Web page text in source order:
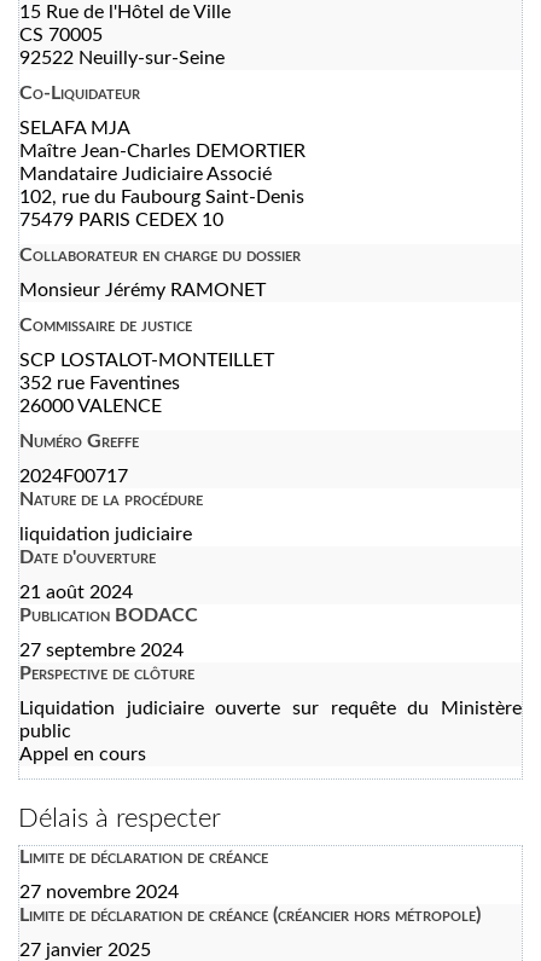
15 Rue de l'Hôtel de Ville
CS 70005
92522 Neuilly-sur-Seine
Co-Liquidateur
SELAFA MJA
Maître Jean-Charles DEMORTIER
Mandataire Judiciaire Associé
102, rue du Faubourg Saint-Denis
75479 PARIS CEDEX 10
Collaborateur en charge du dossier
Monsieur Jérémy RAMONET
Commissaire de justice
SCP LOSTALOT-MONTEILLET
352 rue Faventines
26000 VALENCE
Numéro Greffe
2024F00717
Nature de la procédure
liquidation judiciaire
Date d'ouverture
21 août 2024
Publication BODACC
27 septembre 2024
Perspective de clôture
Liquidation judiciaire ouverte sur requête du Ministère
public
Appel en cours
Délais à respecter
Limite de déclaration de créance
27 novembre 2024
Limite de déclaration de créance (créancier hors métropole)
27 janvier 2025